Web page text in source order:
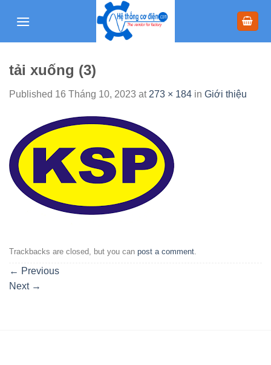
tải xuống (3)
Published 16 Tháng 10, 2023 at 273 × 184 in Giới thiệu
Trackbacks are closed, but you can post a comment.
← Previous
Next →